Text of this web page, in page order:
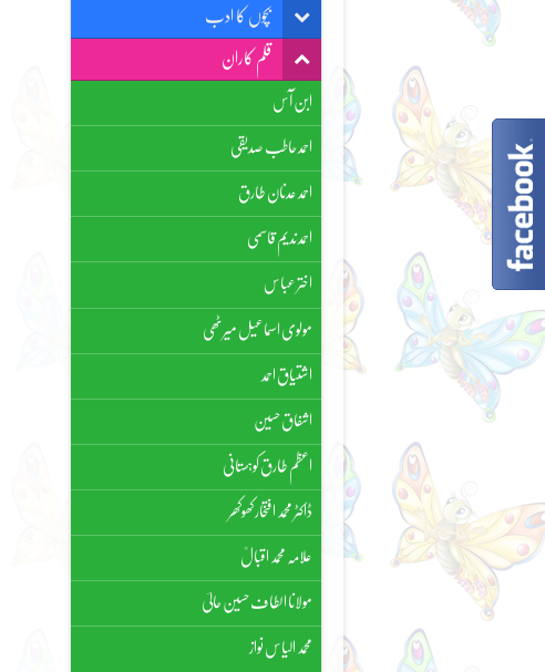
بچوں کا ادب
قلم کاران
ابن آس
احمد حاطب صدیقی
احمد عدنان طارق
احمد ندیم قاسمی
اختر عباس
مولوی اسماعیل میرٹھی
اشتیاق احمد
اشفاق حسین
اعظم طارق کوہستانی
ڈاکٹر محمد افتخار کھوکھر
علامہ محمد اقبالؒ
مولانا الطاف حسین حالیؔ
محمد الیاس نواز